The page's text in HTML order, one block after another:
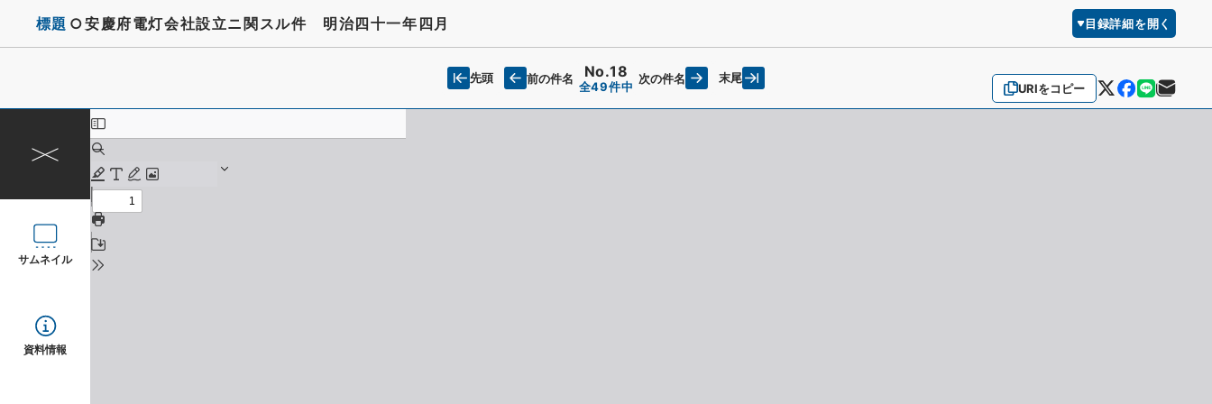
標題 ○安慶府電灯会社設立ニ関スル件 明治四十一年四月 目録詳細を開く
URIをコピー
先頭 前の件名 No.18
全49件中
次の件名 末尾
サムネイル
資料情報